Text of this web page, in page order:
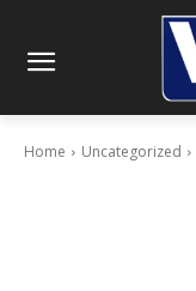
Home Uncategorized